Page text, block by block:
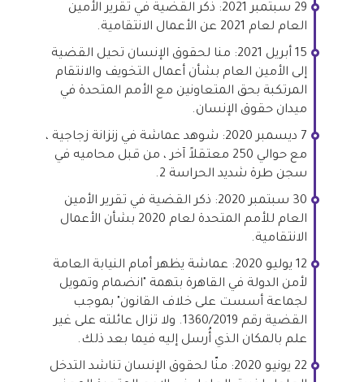
29 سبتمبر 2021: ذكر القضية في تقرير الأمين
العام لعام 2021 عن الأعمال الانتقامية.
15 أبريل 2021: منا لحقوق الإنسان تحيل القضية
إلى الأمين العام بشأن أعمال التخويف والانتقام
المرتكبة بحق المتعاونين مع الأمم المتحدة في
ميدان حقوق الإنسان.
7 ديسمبر 2020: شوهد عماشة في زنزانة زجاجية ،
مع حوالي 250 معتقلاً آخر ، من قبل محاميه في
سجن طرة شديد الحراسة 2.
30 سبتمبر 2020: ذكر القضية في تقرير الأمين
العام للأمم المتحدة لعام 2020 بشأن الأعمال
الانتقامية.
12 يوليو 2020: عماشة يظهر أمام النيابة العامة
لأمن الدولة في القاهرة بتهمة "انضمام وتمويل
لجماعة أسست على خلاف القانون" بموجب
القضية رقم 1360/2019. ولا تزال عائلته على غير
علم بالمكان الذي أُرسل إليه فيما بعد ذلك.
22 يونيو 2020: منّا لحقوق الإنسان تناشد التدخل